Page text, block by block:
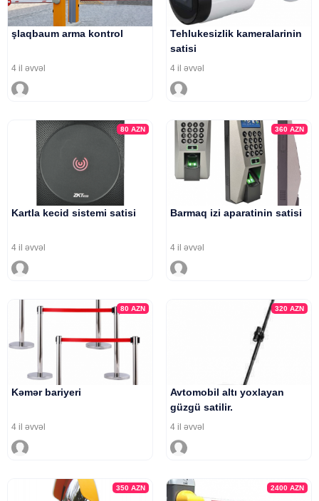
şlaqbaum arma kontrol
4 il əvvəl
Tehlukesizlik kameralarinin
satisi
4 il əvvəl
80AZN
Kartla kecid sistemi satisi
4 il əvvəl
360 AZN
Barmaq izi aparatinin satisi
4 il əvvəl
80AZN
Kəmər bariyeri
4 il əvvəl
320 AZN
Avtomobil altı yoxlayan
güzgü satilir.
4 il əvvəl
350AZN 2400 AZN